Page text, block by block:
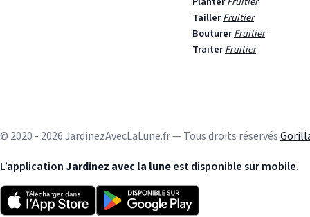
TaillerFruitier
BouturerFruitier
TraiterFruitier
© 2020 - 2026 JardinezAvecLaLune.fr — Tous droits réservés
L’application Jardinez avec la luneest disponible sur mobile.